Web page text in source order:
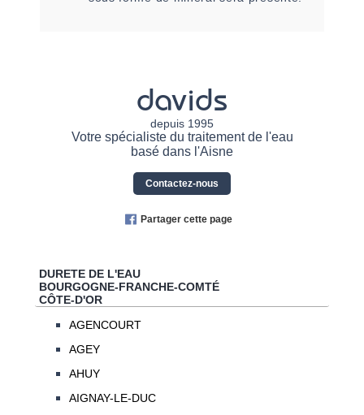
davids
depuis 1995
Votre spécialiste du traitement de l'eau
basé dans l'Aisne
Contactez-nous
Partager cette page
DURETE DE L'EAU
BOURGOGNE-FRANCHE-COMTÉ
CÔTE-D'OR
AGENCOURT
AGEY
AHUY
AIGNAY-LE-DUC